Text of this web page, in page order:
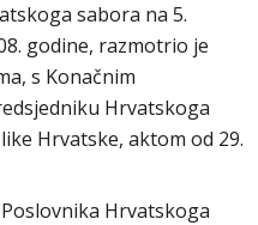
sabora na 5.
godine, razmotrio je
s Konačnim
Hrvatskoga
Hrvatske, aktom od 29.
Hrvatskoga